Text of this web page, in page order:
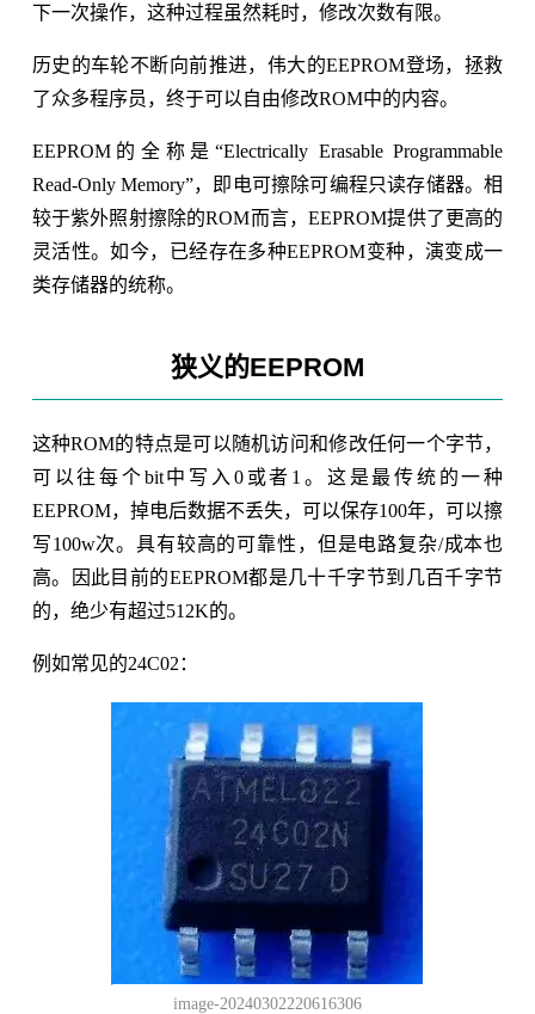
下一次操作，这种过程虽然耗时，修改次数有限。
历史的车轮不断向前推进，伟大的EEPROM登场，拯救
了众多程序员，终于可以自由修改ROM中的内容。
EEPROM的全称是“Electrically Erasable Programmable
Read-Only Memory”，即电可擦除可编程只读存储器。相
较于紫外照射擦除的ROM而言，EEPROM提供了更高的
灵活性。如今，已经存在多种EEPROM变种，演变成一
类存储器的统称。
狭义的EEPROM
这种ROM的特点是可以随机访问和修改任何一个字节，
可以往每个bit中写入0或者1。这是最传统的一种
EEPROM，掉电后数据不丢失，可以保存100年，可以擦
写100w次。具有较高的可靠性，但是电路复杂/成本也
高。因此目前的EEPROM都是几十千字节到几百千字节
的，绝少有超过512K的。
例如常见的24C02：
image-20240302220616306